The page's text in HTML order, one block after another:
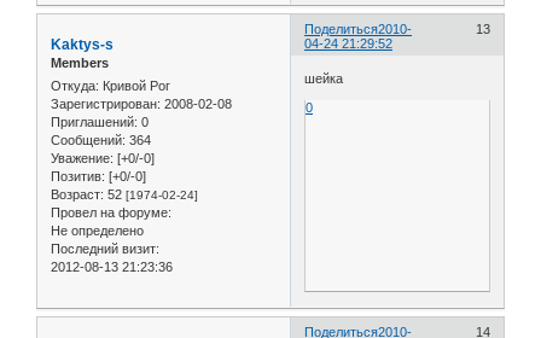
Поделиться 13
2010-
04-24 21:29:52
Kaktys-s
Members
Откуда: Кривой Рог
Зарегистрирован: 2008-02-08
Приглашений: 0
Сообщений: 364
Уважение: [+0/-0]
Позитив: [+0/-0]
Возраст: 52 [1974-02-24]
Провел на форуме:
Не определено
Последний визит:
2012-08-13 21:23:36
шейка
0
Поделиться 14
2010-